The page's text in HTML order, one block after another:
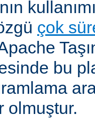
çok
bu
olmuştur.